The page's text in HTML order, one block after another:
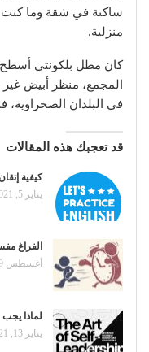
ساكنة في شقة وما
منزلية.
كان مطل بلكونتي أسطح
المجمع، منظر أبيض غير
في البلدان
قد تعجبك هذه المقالات
كيفية
يناير 5, 2021
الفراغ
أغسطس 19, 2022
لماذا
يناير 13, 2021